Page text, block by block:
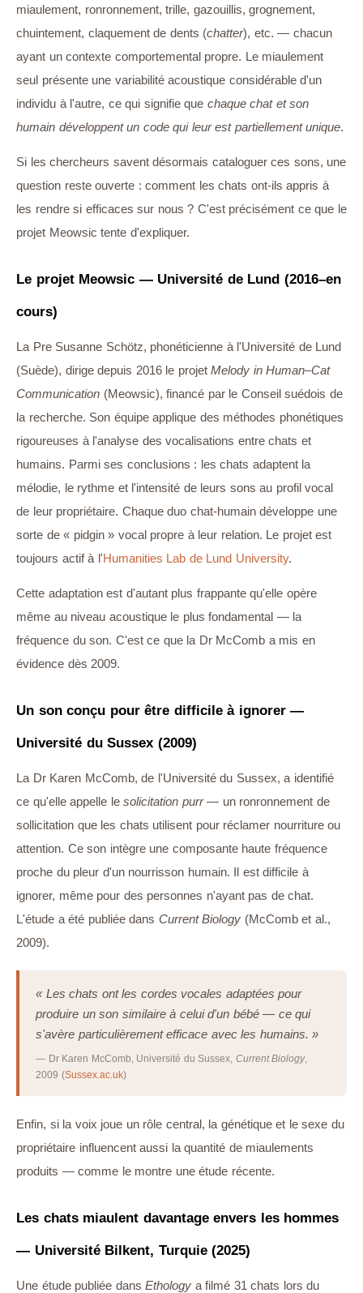
miaulement, ronronnement, trille, gazouillis, grognement,
chuintement, claquement de dents (chatter), etc. — chacun
ayant un contexte comportemental propre. Le miaulement
seul présente une variabilité acoustique considérable d'un
individu à l'autre, ce qui signifie que chaque chat et son
humain développent un code qui leur est partiellement unique.
Si les chercheurs savent désormais cataloguer ces sons, une
question reste ouverte : comment les chats ont-ils appris à
les rendre si efficaces sur nous ? C'est précisément ce que le
projet Meowsic tente d'expliquer.
Le projet Meowsic — Université de Lund (2016–en
cours)
La Pre Susanne Schötz, phonéticienne à l'Université de Lund
(Suède), dirige depuis 2016 le projet Melody in Human–Cat
Communication (Meowsic), financé par le Conseil suédois de
la recherche. Son équipe applique des méthodes phonétiques
rigoureuses à l'analyse des vocalisations entre chats et
humains. Parmi ses conclusions : les chats adaptent la
mélodie, le rythme et l'intensité de leurs sons au profil vocal
de leur propriétaire. Chaque duo chat-humain développe une
sorte de « pidgin » vocal propre à leur relation. Le projet est
toujours actif à l'Humanities Lab de Lund University.
Cette adaptation est d'autant plus frappante qu'elle opère
même au niveau acoustique le plus fondamental — la
fréquence du son. C'est ce que la Dr McComb a mis en
évidence dès 2009.
Un son conçu pour être difficile à ignorer —
Université du Sussex (2009)
La Dr Karen McComb, de l'Université du Sussex, a identifié
ce qu'elle appelle le solicitation purr— un ronronnement de
sollicitation que les chats utilisent pour réclamer nourriture ou
attention. Ce son intègre une composante haute fréquence
proche du pleur d'un nourrisson humain. Il est difficile à
ignorer, même pour des personnes n'ayant pas de chat.
L'étude a été publiée dans Current Biology (McComb et al.,
2009).
« Les chats ont les cordes vocales adaptées pour
produire un son similaire à celui d'un bébé — ce qui
s'avère particulièrement efficace avec les humains. »
— Dr Karen McComb, Université du Sussex, Current Biology,
2009 (Sussex.ac.uk)
Enfin, si la voix joue un rôle central, la génétique et le sexe du
propriétaire influencent aussi la quantité de miaulements
produits — comme le montre une étude récente.
Les chats miaulent davantage envers les hommes
— Université Bilkent, Turquie (2025)
Une étude publiée dans Ethology a filmé 31 chats lors du